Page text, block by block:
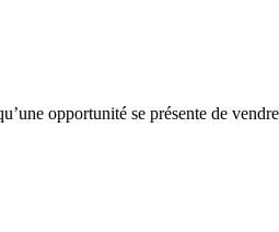
opportunité se présente de